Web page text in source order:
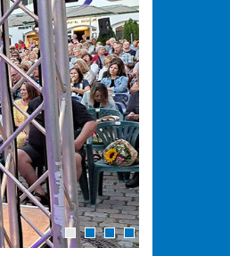
1 2 3 4